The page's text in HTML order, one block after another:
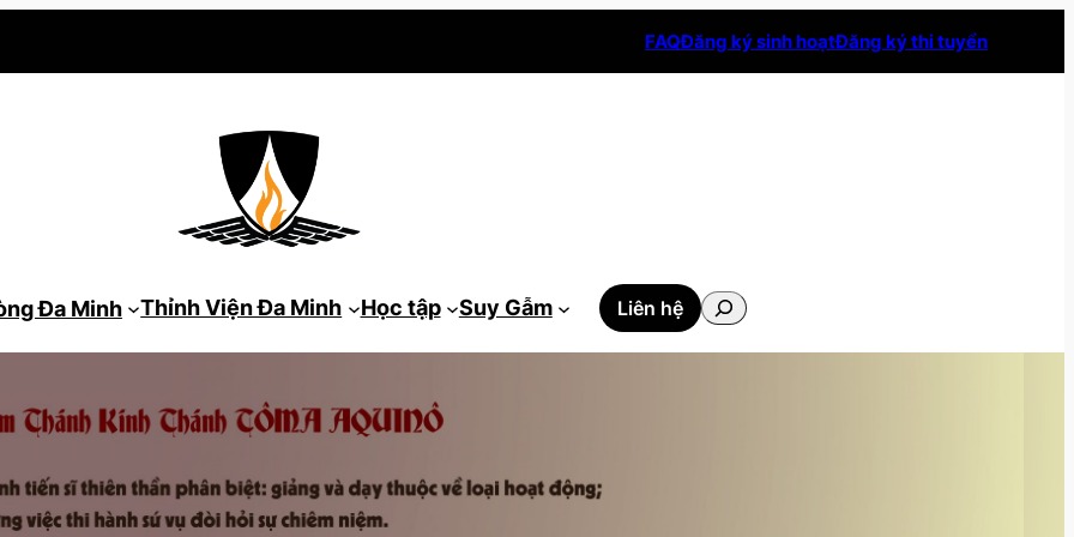
FAQĐăng ký sinh hoạtĐăng ký thi tuyển
Đa Minh Thỉnh Viện Đa Minh Học tập Suy Gẫm Liên hệ
Tìm
kiếm